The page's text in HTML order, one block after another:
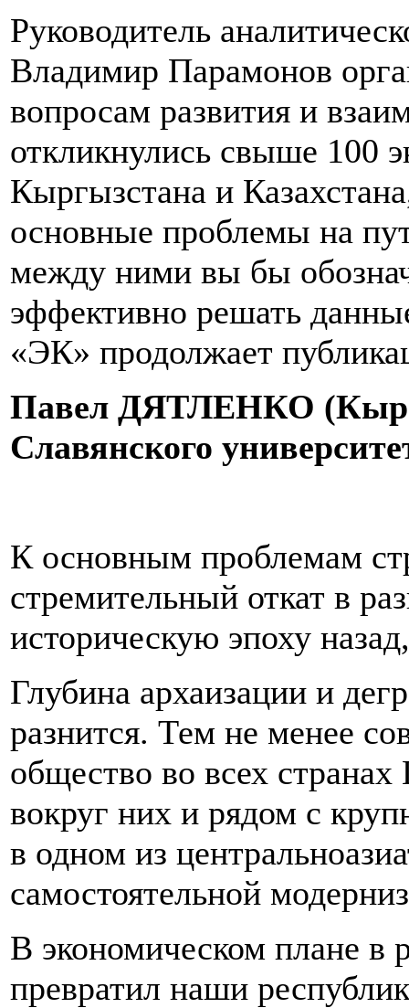
Руководитель
Владимир Парамонов
вопросам развития и
откликнулись свыше 100
Кыргызстана и
основные проблемы на
между ними вы бы
эффективно решать
«ЭК» продолжает
Павел ДЯТЛЕНКО
Славянского
К основным проблемам
стремительный откат в
историческую эпоху
Глубина архаизации и
разнится. Тем не менее
общество во всех
вокруг них и рядом с
в одном из
самостоятельной
В экономическом плане в
превратил наши